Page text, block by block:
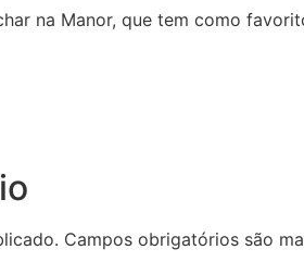
na Manor, que tem como
Campos obrigatórios são